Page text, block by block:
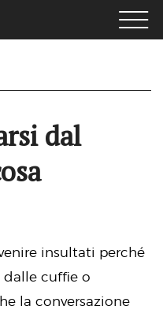
dal
insultati perché
cuffie o
la conversazione